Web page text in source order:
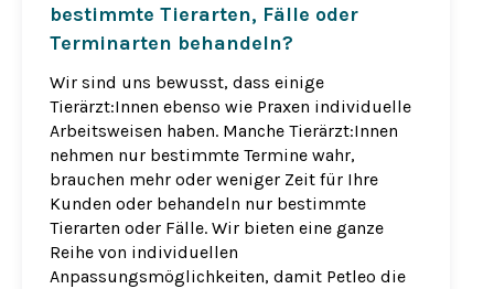
bestimmte Tierarten, Fälle oder
Terminarten behandeln?
Wir sind uns bewusst, dass einige
Tierärzt:Innen ebenso wie Praxen individuelle
Arbeitsweisen haben. Manche Tierärzt:Innen
nehmen nur bestimmte Termine wahr,
brauchen mehr oder weniger Zeit für Ihre
Kunden oder behandeln nur bestimmte
Tierarten oder Fälle. Wir bieten eine ganze
Reihe von individuellen
Anpassungsmöglichkeiten, damit Petleo die